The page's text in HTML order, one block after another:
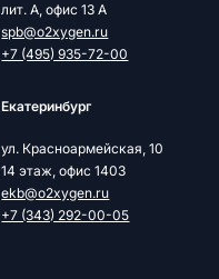
лит. А, офис 13 А
spb@o2xygen.ru
+7 (495) 935-72-00
Екатеринбург
ул. Красноармейская, 10
14 этаж, офис 1403
ekb@o2xygen.ru
+7 (343) 292-00-05